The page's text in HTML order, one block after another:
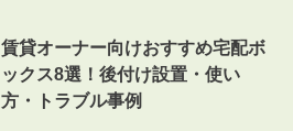
賃貸オーナー向けおすすめ宅配ボ
ックス8選！後付け設置・使い
方・トラブル事例